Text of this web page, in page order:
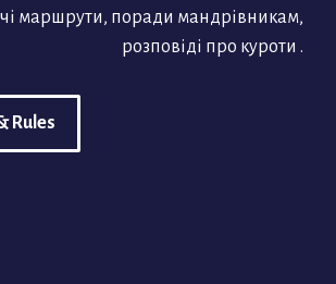
маршрути, поради мандрівникам,
розповіді про куроти .
Rules